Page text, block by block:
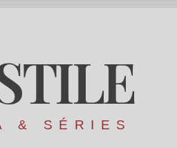
& SÉRIES